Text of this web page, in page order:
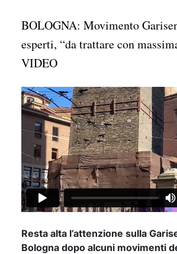
BOLOGNA: Movimento
esperti, “da trattare con
VIDEO
Resta alta l’attenzione sulla
Bologna dopo alcuni movimenti